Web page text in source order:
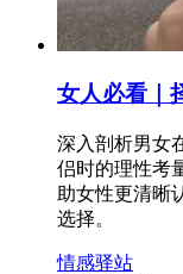
女人必看｜
深入剖析男女
侣时的理性考
助女性更清晰
选择。
情感驿站